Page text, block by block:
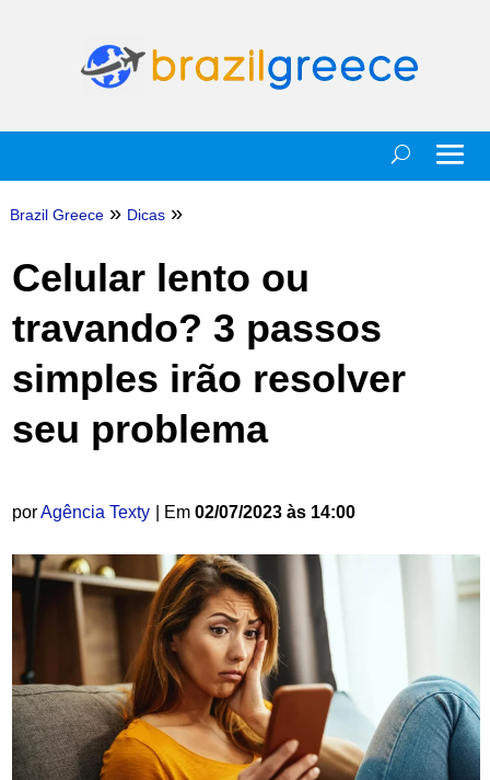
Brazil Greece » Dicas »
Celular lento ou
travando? 3 passos
simples irão resolver
seu problema
porAgência Texty | Em 02/07/2023 às 14:00